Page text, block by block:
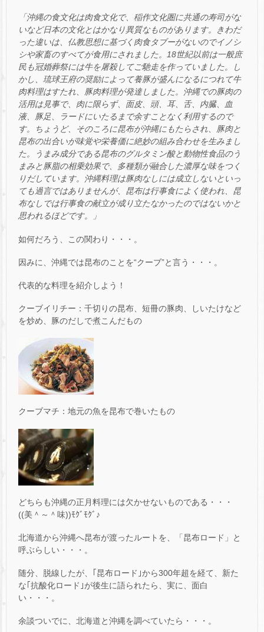
「沖縄の食文化は肉食文化で、稲作文化圏に共通の寿司がな
いなど日本の文化とはかなり異質なものがあります。きわだ
った違いは、仏教思想に基づく肉食タブーがないのでイノシ
シや家畜のすべてが食用にされました。18世紀以前は一般庶
民も冠婚葬祭には牛を屠殺してご馳走を作っていました。し
かし、琉球王府の奨励によって養豚が盛んになるにつれて牛
肉料理はすたれ、豚肉料理が発達しました。沖縄での豚肉の
活用は見事で、肉に限らず、面皮、頭、耳、舌、内臓、血
液、豚足、ラードにいたるまで余すことなく利用するので
す。ちょうど、そのころに昆布が沖縄にもたらされ、豚肉と
昆布の出合いが味覚や栄養価に絶妙の組み合わせを生みまし
た。うまみ成分である昆布のグルタミン酸と動物性食品のう
まみと豚脂の相乗効果で、多種類が融合した濃厚な味をつく
りだしています。沖縄料理は豚肉なしには成立しないといっ
ても過言ではありませんが、昆布は行事食によく使われ、昆
布なしでは行事食の献立が成り立たなかったのではないかと
思われるほどです。」
如何だろう、この関わり・・・。
因みに、沖縄では昆布のことを“クーブ”と言う・・・。
代表的な料理を紹介しよう！
クーブイリチー：千切りの昆布、短冊の豚肉、しいたけなど
を炒め、豚のだしで煮こんだもの
クーブマチ：地元の魚を昆布で巻いたもの
どちらも沖縄の正月料理には欠かせないものである・・・
((美＾～＾味))ﾓｸﾞﾓｸﾞ♪
北海道から沖縄へ昆布が渡ったルートを、「昆布ロード」と
呼ぶらしい・・・。
随分、脱線したが、｢昆布ロード｣から300年超を経て、新た
な｢抗酸化ロード｣が後生に語られたら、実に、面白
い・・・。
余談ついでに、北海道と沖縄を調べていたら・・・。